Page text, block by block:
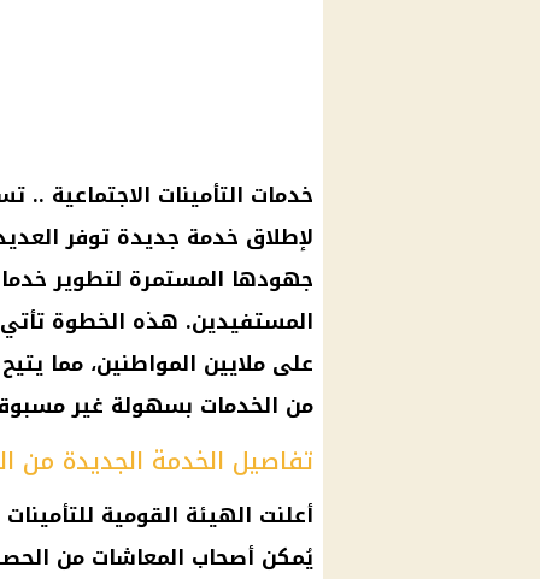
خدمات التأمينات الاجتماعية ..
لإطلاق خدمة جديدة توفر
جهودها المستمرة لتطوير
المستفيدين. هذه الخطوة
على ملايين المواطنين، مما
من الخدمات بسهولة غير
تفاصيل الخدمة الجديدة من
أعلنت الهيئة القومية
يُمكن أصحاب المعاشات من